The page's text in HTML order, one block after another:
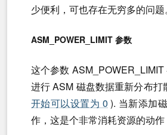
少便利，可也存在无穷多的问题。
ASM_POWER_LIMIT 参数
这个参数
进行 ASM 磁盘数据重新分布
开始可以设置为 0 ). 当新添加
作，这是个非常消耗资源的动